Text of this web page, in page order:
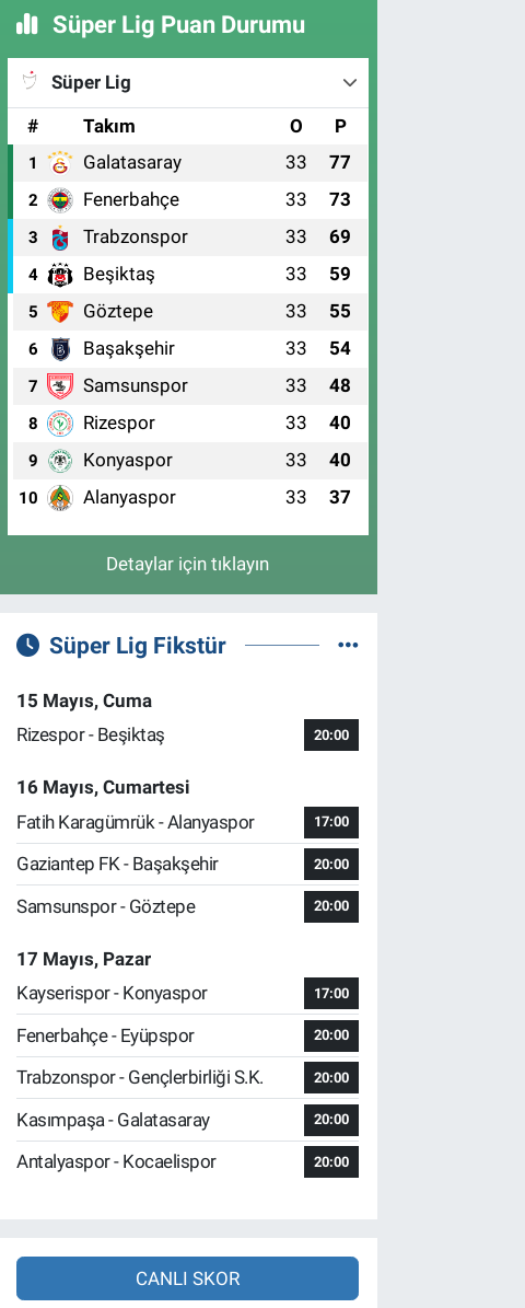
Süper Lig Puan Durumu
Süper Lig
#
Takım O P
1 Galatasaray 33 77
2 Fenerbahçe 33 73
3 Trabzonspor 33 69
4 Beşiktaş 33 59
5 Göztepe 33 55
6 Başakşehir 33 54
7 Samsunspor 33 48
8 Rizespor 33 40
9 Konyaspor 33 40
10 Alanyaspor 33 37
Detaylar için tıklayın
Süper Lig Fikstür
15 Mayıs, Cuma
Rizespor - Beşiktaş
20:00
16 Mayıs, Cumartesi
Fatih Karagümrük - Alanyaspor
17:00
Gaziantep FK - Başakşehir 20:00
Samsunspor - Göztepe 20:00
17 Mayıs, Pazar
Kayserispor - Konyaspor
17:00
Fenerbahçe - Eyüpspor 20:00
Trabzonspor - Gençlerbirliği S.K. 20:00
Kasımpaşa - Galatasaray 20:00
Antalyaspor - Kocaelispor 20:00
CANLI SKOR